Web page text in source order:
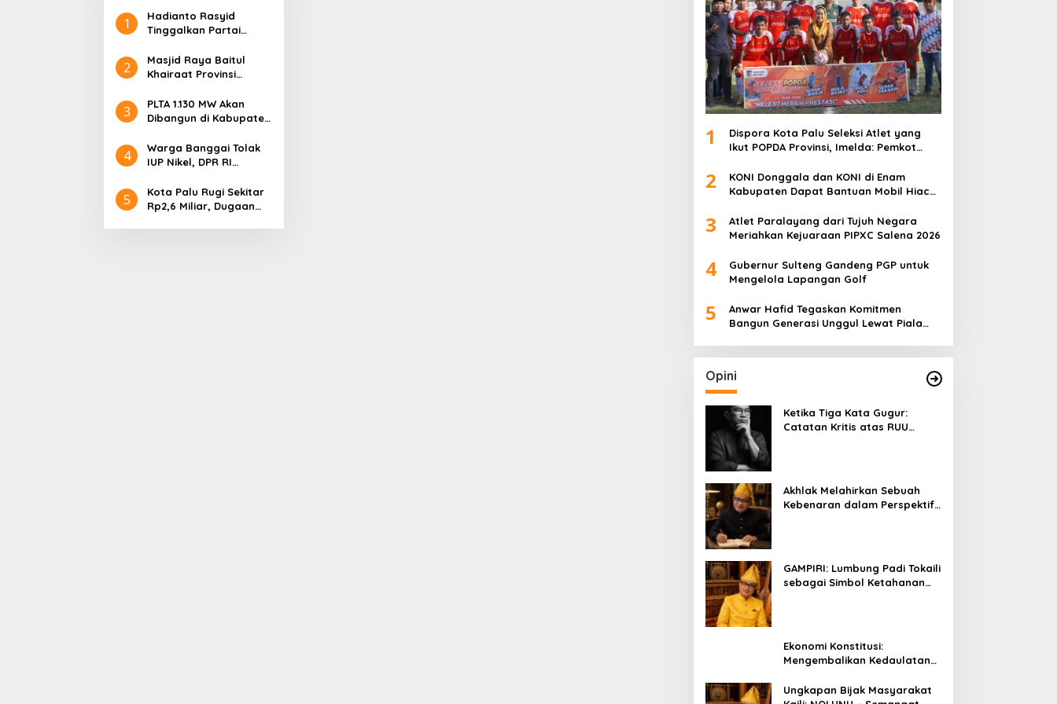
1
Hadianto Rasyid
Tinggalkan Partai
Tahun Mengabdi
2
Masjid Raya Baitul
Khairaat Provinsi
Rekor MURI, Ini
Keunikan Arsitekturnya
3
PLTA 1.130 MW Akan
Dibangun di Kabupaten
Evergreen Industri
Audiensi dengan
4
Warga Banggai Tolak
IUP Nikel, DPR RI
5
Kota Palu Rugi Sekitar
Rp2,6 Miliar, Dugaan
1
Dispora Kota Palu Seleksi Atlet yang
Ikut POPDA Provinsi, Imelda: Pemkot
Olahraga Pelajar
2
KONI Donggala dan KONI di Enam
Kabupaten Dapat Bantuan Mobil Hiace
3
Atlet Paralayang dari Tujuh Negara
Meriahkan Kejuaraan PIPXC Salena 2026
4
Gubernur Sulteng Gandeng PGP untuk
Mengelola Lapangan Golf
5
Anwar Hafid Tegaskan Komitmen
Bangun Generasi Unggul Lewat Piala
Opini
Ketika Tiga Kata Gugur:
Catatan Kritis atas RUU
Akhlak Melahirkan Sebuah
Kebenaran dalam Perspektif
GAMPIRI: Lumbung Padi Tokaili
sebagai Simbol Ketahanan
Ekonomi Konstitusi:
Mengembalikan Kedaulatan
Umat
Ungkapan Bijak Masyarakat